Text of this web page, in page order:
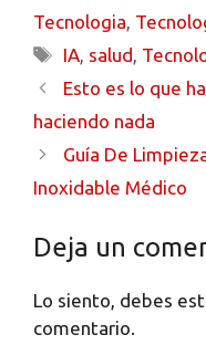
Tecnologia
IA salud
Esto es lo que
haciendo nada
Guía De
Inoxidable Médico
Deja un
Lo siento, debes
comentario.